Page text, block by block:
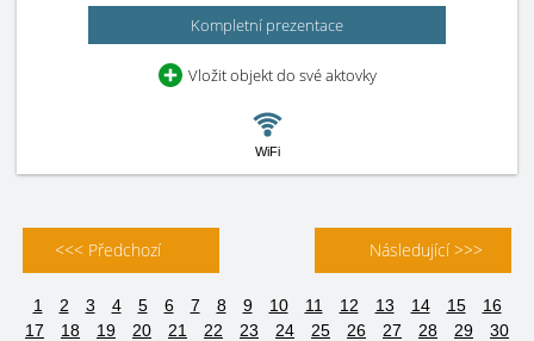
Kompletní prezentace
Vložit objekt do své aktovky
WiFi
<<< Předchozí Následující >>>
1 2 3 4 5 6 7 8 9 10 11 12 13 14 15
16
17
18 19 20 21 22 23 24 25 26 27 28 29
30